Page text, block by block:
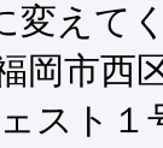
変えて
市西
１号